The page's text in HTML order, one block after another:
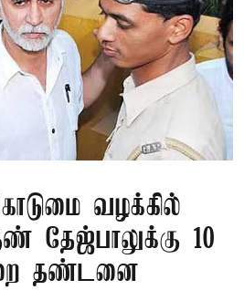
வழக்கில்
தேஜ்பாலுக்கு 10
தண்டனை